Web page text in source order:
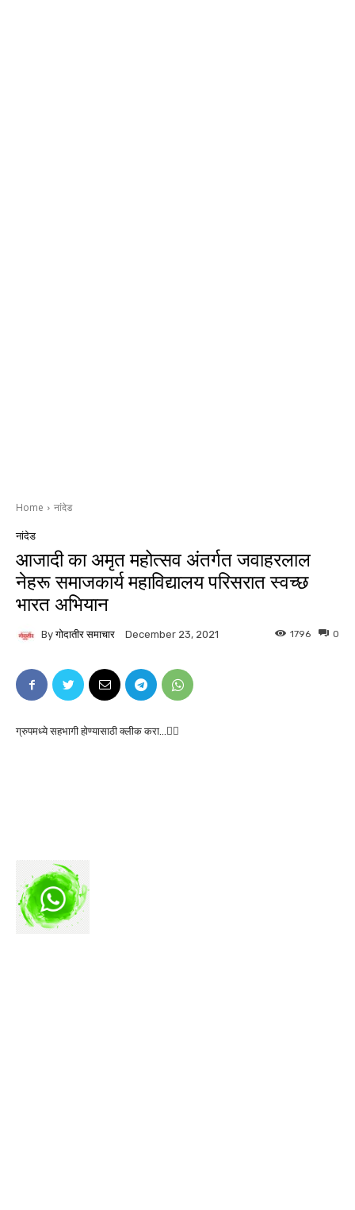
Home नांदेड
नांदेड
आजादी का अमृत महोत्सव अंतर्गत जवाहरलाल
नेहरू समाजकार्य महाविद्यालय परिसरात स्वच्छ
भारत अभियान
By गोदातीर समाचार December 23, 2021 0
1796
ग्रुपमध्ये सहभागी होण्यासाठी क्लीक करा…👆🏻